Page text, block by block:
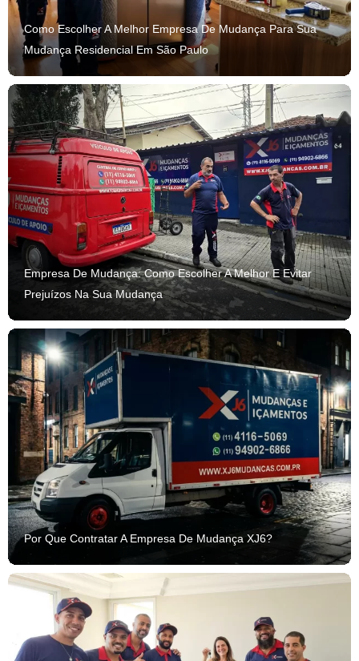
Como Escolher A Melhor Empresa De Mudança Para Sua
Mudança Residencial Em São Paulo
Empresa De Mudança: Como Escolher A Melhor E Evitar
Prejuízos Na Sua Mudança
Por Que Contratar A Empresa De Mudança XJ6?